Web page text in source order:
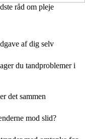
råd om pleje
af dig selv
du tandproblemer i
det sammen
mod slid?